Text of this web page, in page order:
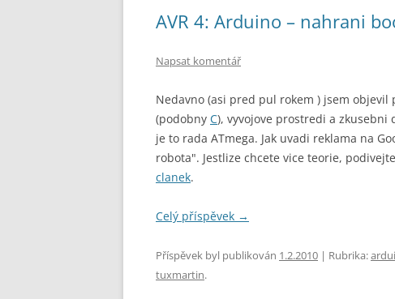
AVR 4: Arduino – nahrani
Napsat komentář
Nedavno (asi pred pul rokem ) jsem objevil
(podobny C), vyvojove prostredi a zkusebni
je to rada ATmega. Jak uvadi reklama na
robota". Jestlize chcete vice teorie,
clanek.
Celý příspěvek →
Příspěvek byl publikován 1.2.2010 | Rubrika:
tuxmartin.